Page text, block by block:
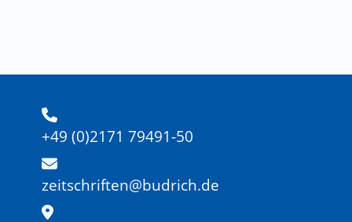
+49 (0)2171 79491-50
zeitschriften@budrich.de